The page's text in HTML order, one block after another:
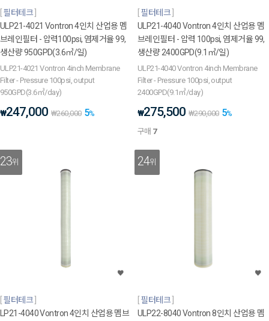
필터테크
ULP21-4021 Vontron 4인치 산업용 멤
브레인필터 - 압력100psi, 염제거율 99,
생산량 950GPD(3.6㎥/일)
ULP21-4021 Vontron 4inch Membrane
Filter - Pressure 100psi, output
950GPD(3.6㎥/day)
₩247,000 ₩260,000 5%
필터테크
ULP21-4040 Vontron 4인치 산업용 멤
브레인필터 - 압력 100psi, 염제거율 99,
생산량 2400GPD(9.1㎥/일)
ULP21-4040 Vontron 4inch Membrane
Filter - Pressure 100psi, output
2400GPD(9.1㎥/day)
₩275,500 ₩290,000 5%
구매 7
23위
필터테크
LP21-4040 Vontron 4인치 산업용 멤브
24위
필터테크
ULP22-8040 Vontron 8인치 산업용 멤